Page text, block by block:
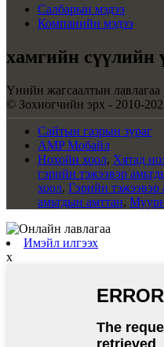
Салбарын мэдээ
Компанийн мэдээ
хамгийн сүүлийн
Үнийн жагсаалтын лавлагаа
© Зохиогчийн эрх - 2010-
Сайтын газрын зураг
AMP Мобайл
Нохойн хоол, Хятад
гэрийн тэжээвэр
хоол, Гэрийн
амьтдын амттан,
Имэйл илгээх
x